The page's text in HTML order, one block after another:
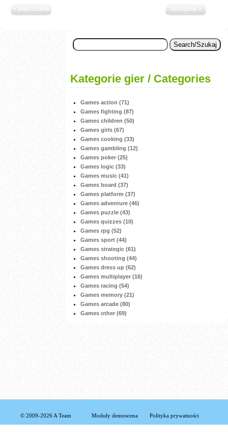
« poprzednie następne »
Kategorie gier / Categories
Games action (71)
Games fighting (87)
Games children (50)
Games girls (67)
Games cooking (33)
Games gambling (12)
Games poker (25)
Games logic (33)
Games music (41)
Games board (37)
Games platform (37)
Games adventure (46)
Games puzzle (43)
Games quizzes (10)
Games rpg (52)
Games sport (44)
Games strategic (61)
Games shooting (44)
Games dress up (62)
Games multiplayer (16)
Games racing (54)
Games memory (21)
Games arcade (80)
Games other (69)
© 2009-2026 A Team Moduły demoscena Polityka prywatności